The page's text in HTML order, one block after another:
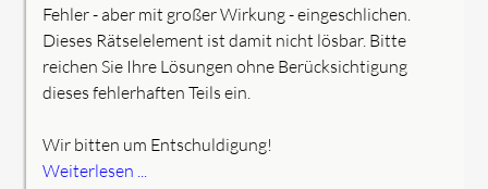
Fehler - aber mit großer Wirkung - eingeschlichen.
Dieses Rätselelement ist damit nicht lösbar. Bitte
reichen Sie Ihre Lösungen ohne Berücksichtigung
dieses fehlerhaften Teils ein.
Wir bitten um Entschuldigung!
Weiterlesen ...